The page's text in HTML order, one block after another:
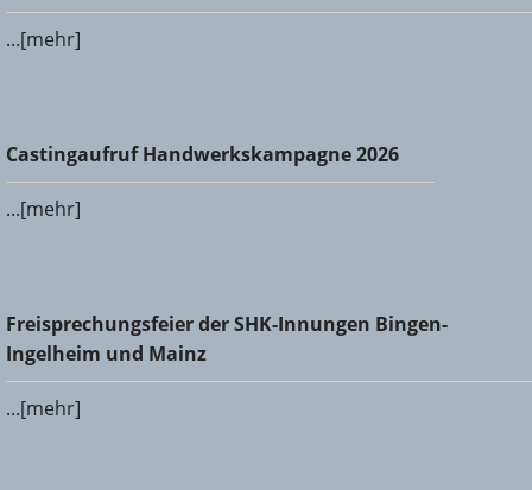
...[mehr]
Castingaufruf Handwerkskampagne 2026
Castingaufruf Handwerkskampagne 2026
...[mehr]
Freisprechungsfeier der SHK-Innungen Bingen-Ingelheim
und Mainz
Freisprechungsfeier der SHK-Innungen Bingen-
Ingelheim und Mainz
...[mehr]